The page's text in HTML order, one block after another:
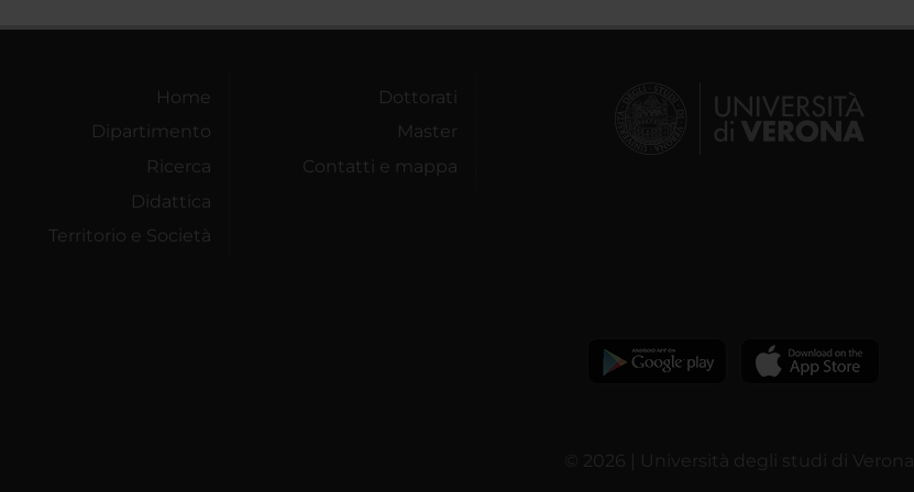
Home
Dipartimento
Ricerca
Didattica
Territorio e Società
Dottorati
Master
Contatti e mappa
© 2026 | Università degli studi di Verona